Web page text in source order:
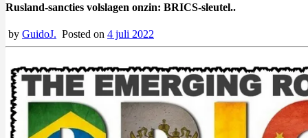
Rusland-sancties volslagen onzin: BRICS-sleutel..
by GuidoJ. Posted on 4 juli 2022